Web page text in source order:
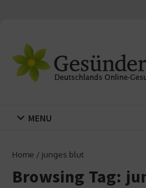
MENU
Home / junges blut
Browsing Tag: